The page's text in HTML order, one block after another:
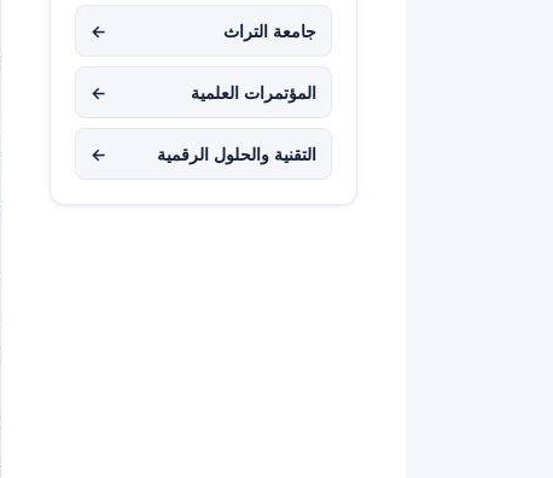
جامعة التراث ←
المؤتمرات العلمية ←
التقنية والحلول الرقمية ←